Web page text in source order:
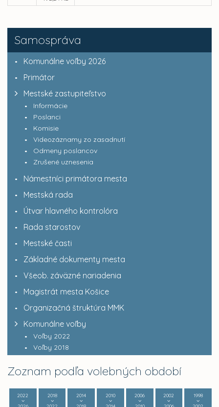
Samospráva
Komunálne voľby 2026
Primátor
Mestské zastupiteľstvo
Informácie
Poslanci
Komisie
Videozáznamy zo zasadnutí
Odmeny poslancov
Zrušené uznesenia
Námestníci primátora mesta
Mestská rada
Útvar hlavného kontrolóra
Rada starostov
Mestské časti
Základné dokumenty mesta
Všeob. záväzné nariadenia
Magistrát mesta Košice
Organizačná štruktúra MMK
Komunálne voľby
Voľby 2022
Voľby 2018
Zoznam podľa volebných období
2022
2018
2014
2010
2006
2002
1998